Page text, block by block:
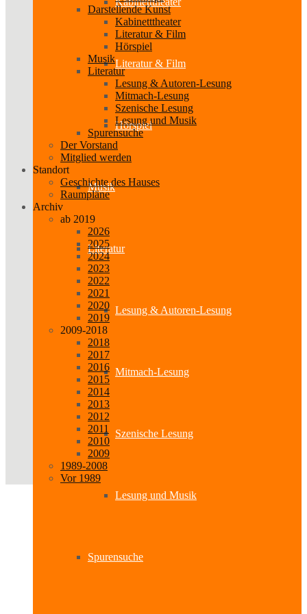
Literatur & Film
Hörspiel
Musik
Literatur
Lesung & Autoren-Lesung
Mitmach-Lesung
Szenische Lesung
Lesung und Musik
Spurensuche
Darstellende Kunst
Kabinetttheater
Literatur & Film
Hörspiel
Musik
Literatur
Lesung & Autoren-Lesung
Mitmach-Lesung
Szenische Lesung
Lesung und Musik
Spurensuche
Der Vorstand
Mitglied werden
Standort
Geschichte des Hauses
Raumpläne
Archiv
ab 2019
2026
2025
2024
2023
2022
2021
2020
2019
2009-2018
2018
2017
2016
2015
2014
2013
2012
2011
2010
2009
1989-2008
Vor 1989